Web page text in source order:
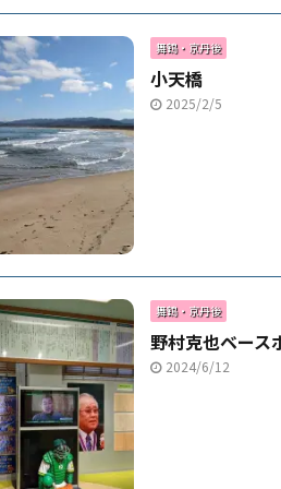
舞鶴・京丹後
小天橋
2025/2/5
舞鶴・京丹後
野村克也ベース
2024/6/12